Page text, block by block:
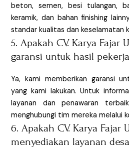
beton, semen, besi tulangan,
keramik, dan bahan finishing
standar kualitas dan keselamatan
5. Apakah CV. Karya Fajar
garansi untuk hasil
Ya, kami memberikan garansi
yang kami lakukan. Untuk
layanan dan penawaran
menghubungi tim mereka melalui
6. Apakah CV. Karya Fajar
menyediakan layanan